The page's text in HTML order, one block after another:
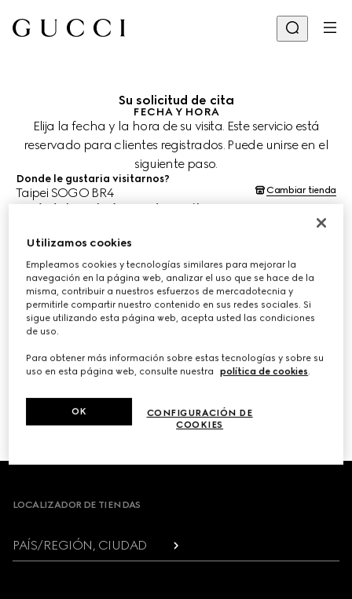
Su solicitud de cita
FECHA Y HORA
Elija la fecha y la hora de su visita. Este servicio está
reservado para clientes registrados. Puede unirse en el
siguiente paso.
Donde le gustaria visitarnos?
Taipei SOGO BR4 Cambiar tienda
¿Cuándo le gustaría agendar su cita?
Las fechas y horas se muestran en la hora local de la tienda (CST) y
están sujetas a la confirmación del equipo de asesoría de clientes.
ELIJA EL HORARIO*
/3
Footer
LOCALIZADOR DE TIENDAS
PAÍS/REGIÓN, CIUDAD
Utilizamos cookies
Empleamos cookies y tecnologías similares para mejorar la
navegación en la página web, analizar el uso que se hace de la
misma, contribuir a nuestros esfuerzos de mercadotecnia y
permitirle compartir nuestro contenido en sus redes sociales. Si
sigue utilizando esta página web, acepta usted las condiciones
de uso.
Para obtener más información sobre estas tecnologías y sobre su
uso en esta página web, consulte nuestra
política de cookies.
CONFIGURACIÓN DE
COOKIES
OK